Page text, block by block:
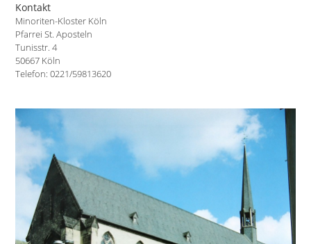
Kontakt
Minoriten-Kloster Köln
Pfarrei St. Aposteln
Tunisstr. 4
50667 Köln
Telefon: 0221/59813620